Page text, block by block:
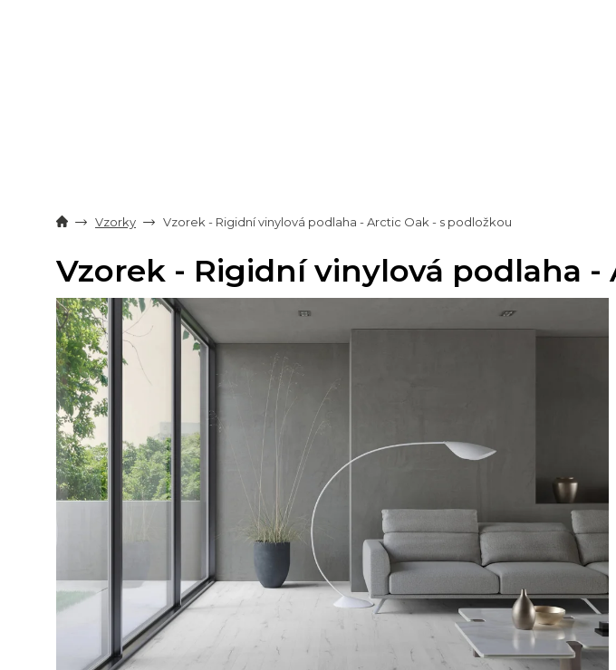
Vzorky Vzorek - Rigidní vinylová podlaha - Arctic Oak - s podložkou
Vzorek - Rigidní vinylová podlaha -